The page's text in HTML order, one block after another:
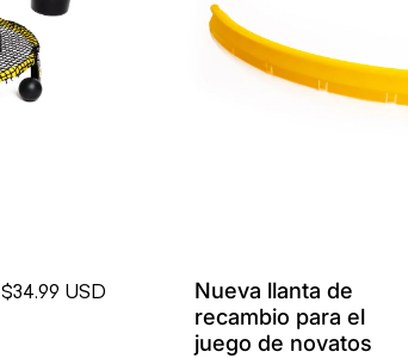
$34.99 USD
Nueva llanta de
recambio para el
juego de novatos